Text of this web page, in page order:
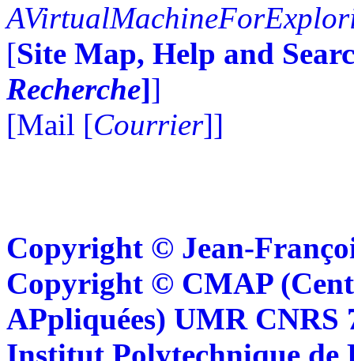
[Site Map, Help and
Recherche]]
[Mail [Courrier]]
Copyright © Jean-
Copyright © CMAP
APpliquées) UMR CNRS